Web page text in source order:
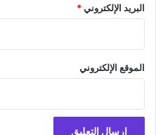
البريد الإلكتروني*
الموقع الإلكتروني